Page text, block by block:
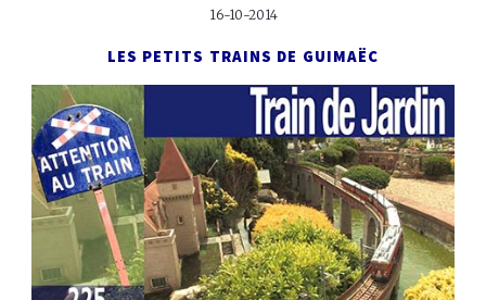
16-10-2014
LES PETITS TRAINS DE GUIMAËC